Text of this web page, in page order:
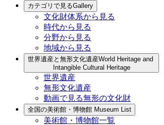
カテゴリで見るGallery
文化財体系から見る
時代から見る
分野から見る
地域から見る
世界遺産と無形文化遺産World Heritage and
Intangible Cultural Heritage
世界遺産
無形文化遺産
動画で見る無形の文化財
全国の美術館・博物館 Museum List
美術館・博物館一覧